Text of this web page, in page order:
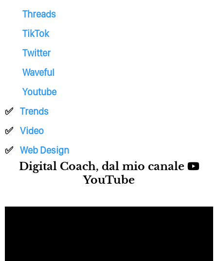
Threads
TikTok
Twitter
Waveful
Youtube
Trends
Video
Web Design
Digital Coach, dal mio canale
YouTube